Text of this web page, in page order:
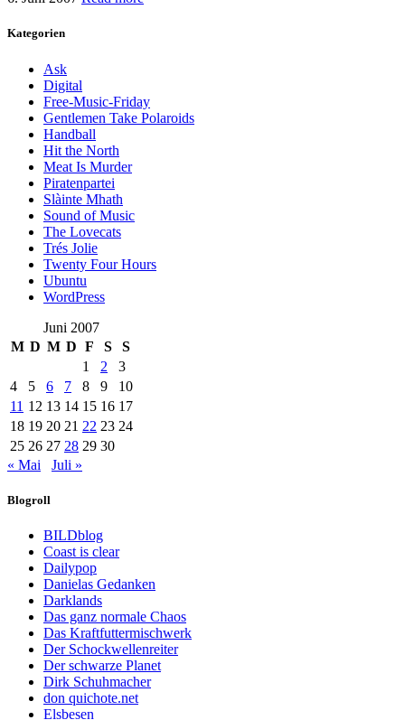
Kategorien
Ask
Digital
Free-Music-Friday
Gentlemen Take Polaroids
Handball
Hit the North
Meat Is Murder
Piratenpartei
Slàinte Mhath
Sound of Music
The Lovecats
Trés Jolie
Twenty Four Hours
Ubuntu
WordPress
Juni 2007
M D M D F S
S
1
2
3
4
5 6 7 8 9
10
11 12 13 14 15 16 17
18 19 20 21 22 23 24
25 26 27 28 29 30
« Mai
Juli »
Blogroll
BILDblog
Coast is clear
Dailypop
Danielas Gedanken
Darklands
Das ganz normale Chaos
Das Kraftfuttermischwerk
Der Schockwellenreiter
Der schwarze Planet
Dirk Schuhmacher
don quichote.net
Elsbesen